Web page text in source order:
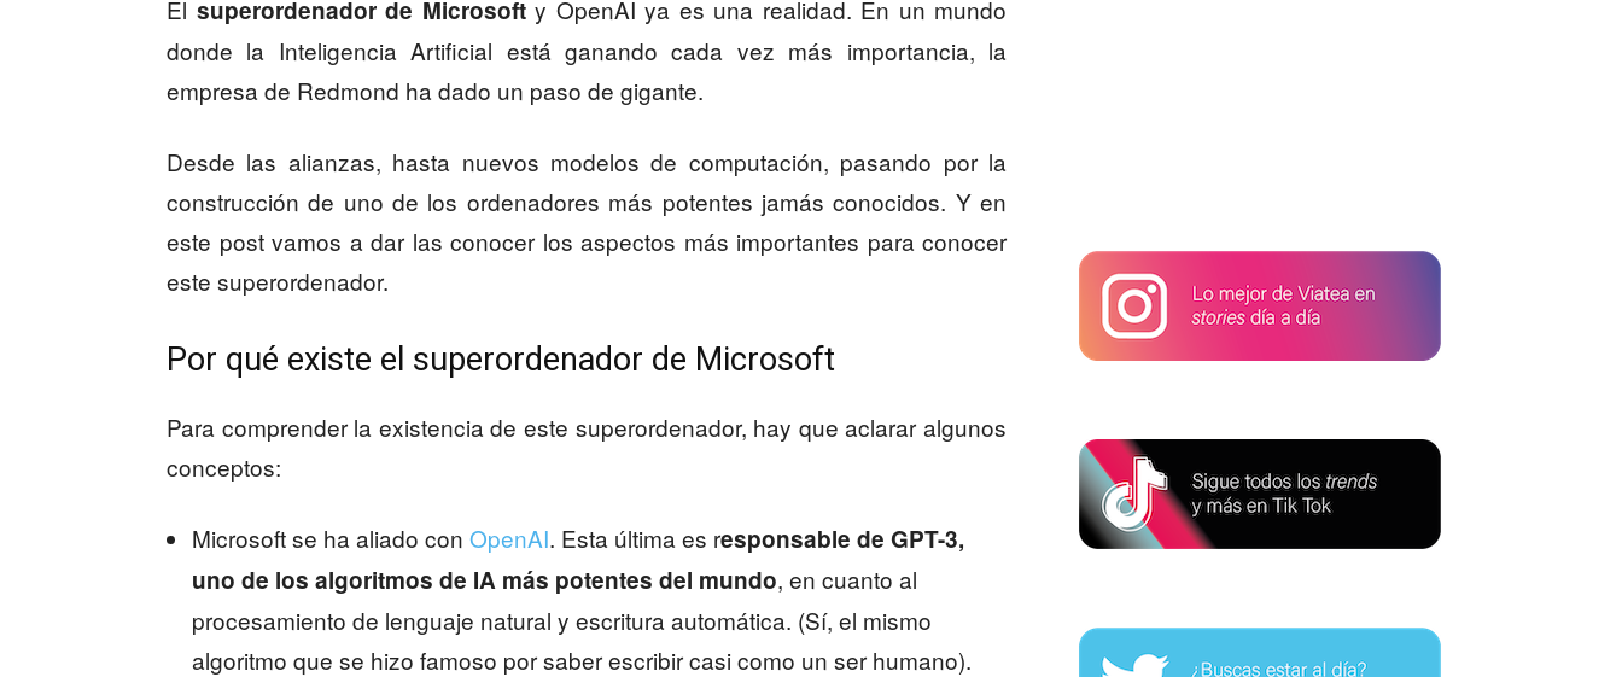
El superordenador de Microsofty OpenAI ya es una realidad. En un mundo
donde la Inteligencia Artificial está ganando cada vez más importancia, la
empresa de Redmond ha dado un paso de gigante.
Desde las alianzas, hasta nuevos modelos de computación, pasando por la
construcción de uno de los ordenadores más potentes jamás conocidos. Y en
este post vamos a dar las conocer los aspectos más importantes para conocer
este superordenador.
Por qué existe el superordenador de Microsoft
Para comprender la existencia de este superordenador, hay que aclarar algunos
conceptos:
Microsoft se ha aliado con OpenAI. Esta última es responsable de GPT-3,
uno de los algoritmos de IA más potentes del mundo, en cuanto al
procesamiento de lenguaje natural y escritura automática. (Sí, el mismo
algoritmo que se hizo famoso por saber escribir casi como un ser humano).